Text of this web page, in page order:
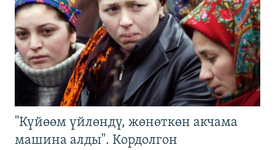
"Күйөөм үйлөндү, жөнөткөн акчама
машина алды". Кордолгон